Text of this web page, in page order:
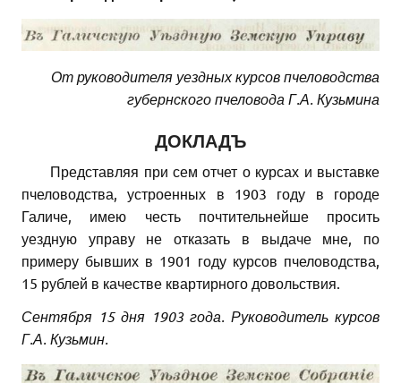
От руководителя уездных курсов пчеловодства
губернского пчеловода Г.А. Кузьмина
ДОКЛАДЪ
Представляя при сем отчет о курсах и выставке
пчеловодства, устроенных в 1903 году в городе
Галиче, имею честь почтительнейше просить
уездную управу не отказать в выдаче мне, по
примеру бывших в 1901 году курсов пчеловодства,
15 рублей в качестве квартирного довольствия.
Сентября 15 дня 1903 года. Руководитель курсов
Г.А. Кузьмин.